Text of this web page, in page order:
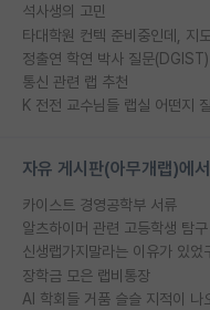
석사생의 고민
정출연 학연 박사 질문(DGIST)
통신 관련 랩 추천
K 전전 교수님들 랩실 어떤지
자유 게시판(아무개랩)에
카이스트 경영공학부 서류
알츠하이머 관련 고등학생 탐
신생랩가지말라는 이유가 있었
장학금 모은 랩비통장
AI 학회들 거품 슬슬 지적이 나